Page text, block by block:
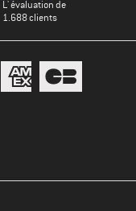
L' évaluation de
1.688 clients